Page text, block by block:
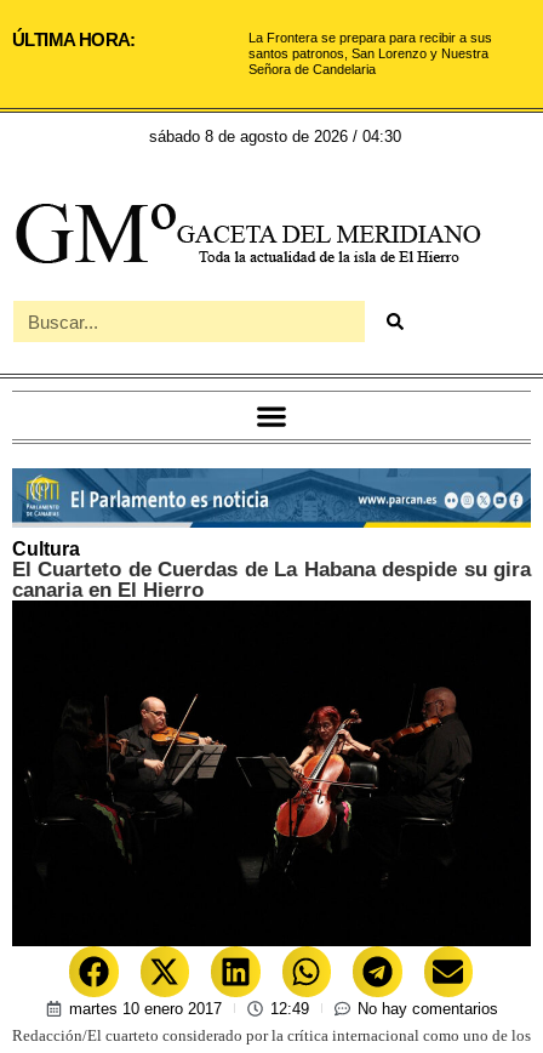
ÚLTIMA HORA:
La Frontera se prepara para recibir a sus
santos patronos, San Lorenzo y Nuestra
Señora de Candelaria
sábado 8 de agosto de 2026 / 04:30
Cultura
El Cuarteto de Cuerdas de La Habana despide su gira
canaria en El Hierro
martes 10 enero 2017 12:49
No hay comentarios
Redacción/El cuarteto considerado por la crítica internacional como uno de los